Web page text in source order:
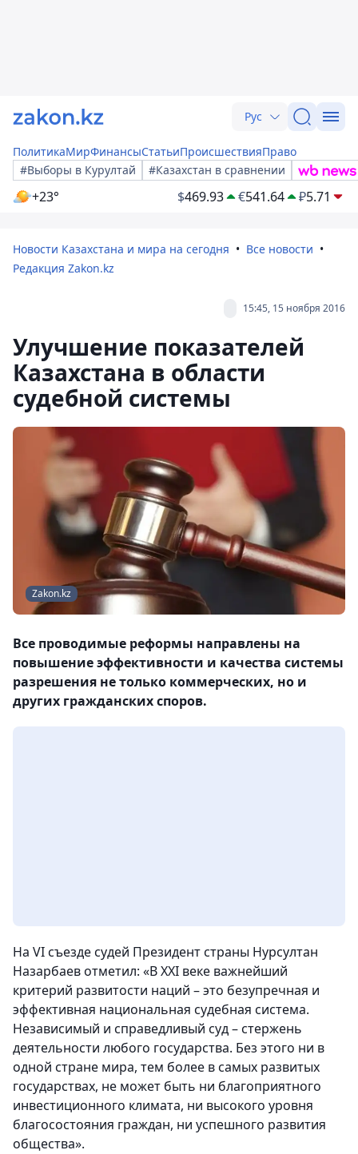
Рус
ПолитикаМирФинансыСтатьиПроисшествияПраво
#Выборы в Курултай
#Казахстан в сравнении
+23° $469.93 €541.64 ₽5.71
Новости Казахстана и мира на сегодня
Все новости
Редакция Zakon.kz
15:45, 15 ноября 2016
Улучшение показателей
Казахстана в области
судебной системы
Zakon.kz
Все проводимые реформы направлены на
повышение эффективности и качества системы
разрешения не только коммерческих, но и
других гражданских споров.
На VI съезде судей Президент страны Нурсултан
Назарбаев отметил: «В ХХI веке важнейший
критерий развитости наций – это безупречная и
эффективная национальная судебная система.
Независимый и справедливый суд – стержень
деятельности любого государства. Без этого ни в
одной стране мира, тем более в самых развитых
государствах, не может быть ни благоприятного
инвестиционного климата, ни высокого уровня
благосостояния граждан, ни успешного развития
общества».